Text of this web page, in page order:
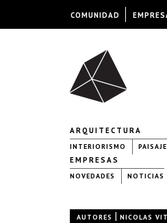
ARQUITECTURA
INTERIORISMO PAISAJE
EMPRESAS
NOVEDADES NOTICIAS
AUTORES | NICOLAS
COMUNIDAD